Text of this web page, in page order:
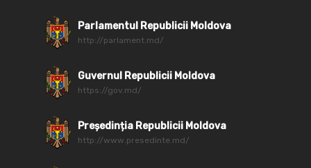
Parlamentul Republicii Moldova
http://parlament.md/
Guvernul Republicii Moldova
https://gov.md/
Președinția Republicii Moldova
http://www.presedinte.md/